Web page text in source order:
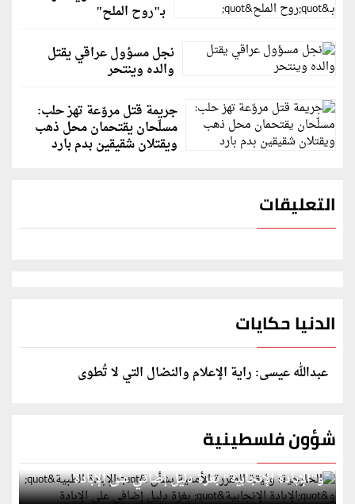
بـ"روح الملح"
نجل مسؤول عراقي يقتل
والده وينتحر
جريمة قتل مروّعة تهز حلب:
مسلّحان يقتحمان محل ذهب
ويقتلان شقيقين بدم بارد
التعليقات
الدنيا حكايات
عبدالله عيسى: راية الإعلام والنضال التي لا تُطوى
شؤون فلسطينية
الخارجية: وثيقة المقررة الأممية بشأن "الإبادة الطبية"
و"الإبادة الإنجابية" بغزة دليل إضافي على الإبادة